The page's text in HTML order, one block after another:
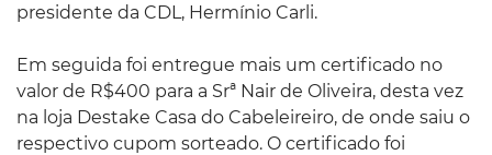
presidente da CDL, Hermínio Carli.
Em seguida foi entregue mais um certificado no
valor de R$400 para a Srª Nair de Oliveira, desta vez
na loja Destake Casa do Cabeleireiro, de onde saiu o
respectivo cupom sorteado. O certificado foi